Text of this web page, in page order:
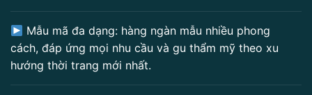
Mẫu mã đa dạng: hàng ngàn mẫu nhiều phong
cách, đáp ứng mọi nhu cầu và gu thẩm mỹ theo xu
hướng thời trang mới nhất.